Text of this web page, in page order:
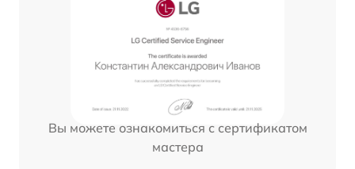
Вы можете ознакомиться с сертификатом
мастера